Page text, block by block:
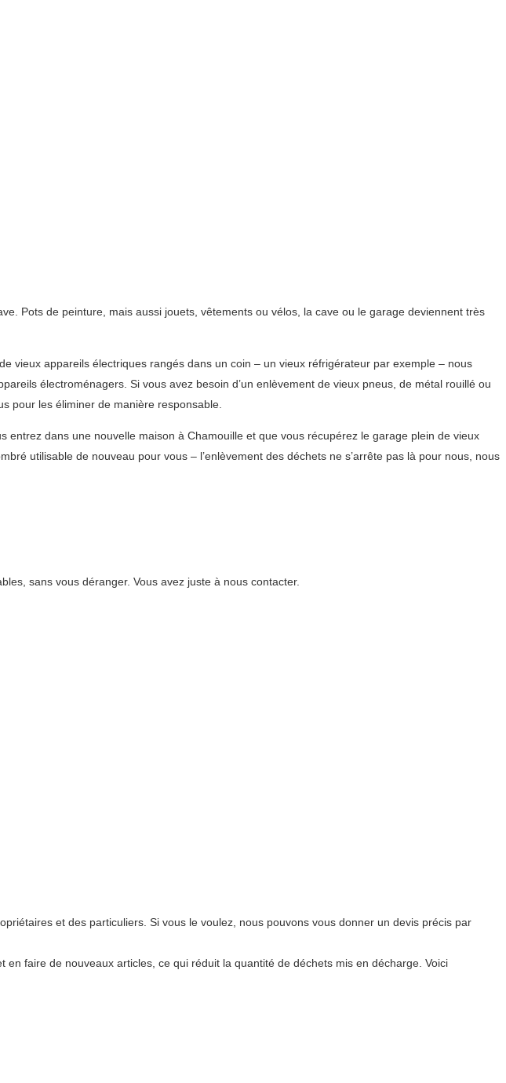
Pots de peinture, mais aussi jouets, vêtements ou vélos, la cave ou le garage deviennent très
vieux appareils électriques rangés dans un coin – un vieux réfrigérateur par exemple – nous
électroménagers. Si vous avez besoin d’un enlèvement de vieux pneus, de métal rouillé ou
pour les éliminer de manière responsable.
entrez dans une nouvelle maison à Chamouille et que vous récupérez le garage plein de vieux
utilisable de nouveau pour vous – l’enlèvement des déchets ne s’arrête pas là pour nous, nous
sans vous déranger. Vous avez juste à nous contacter.
et des particuliers. Si vous le voulez, nous pouvons vous donner un devis précis par
faire de nouveaux articles, ce qui réduit la quantité de déchets mis en décharge. Voici